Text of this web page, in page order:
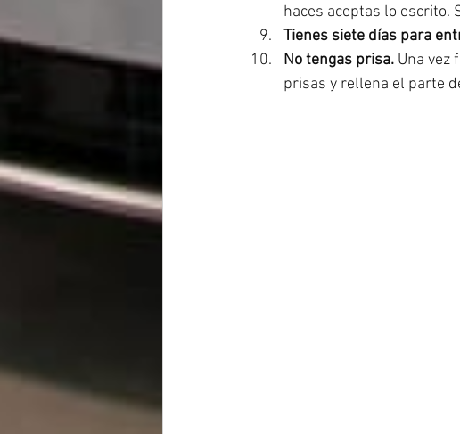
haces aceptas lo escrito.
Tienes siete días para
No tengas prisa. Una vez
prisas y rellena el parte